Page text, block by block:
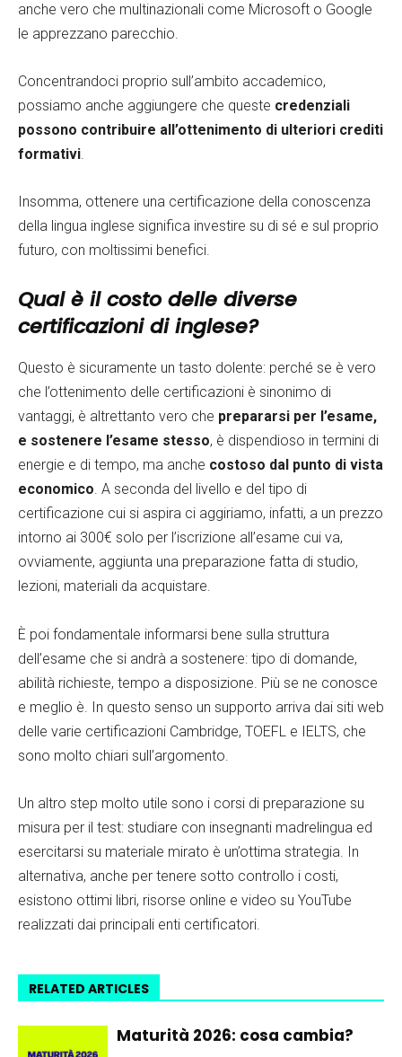
anche vero che multinazionali come Microsoft o Google
le apprezzano parecchio.
Concentrandoci proprio sull’ambito accademico,
possiamo anche aggiungere che queste credenziali
possono contribuire all’ottenimento di ulteriori crediti
formativi.
Insomma, ottenere una certificazione della conoscenza
della lingua inglese significa investire su di sé e sul proprio
futuro, con moltissimi benefici.
Qual è il costo delle diverse
certificazioni di inglese?
Questo è sicuramente un tasto dolente: perché se è vero
che l’ottenimento delle certificazioni è sinonimo di
vantaggi, è altrettanto vero che prepararsi per l’esame,
e sostenere l’esame stesso, è dispendioso in termini di
energie e di tempo, ma anche costoso dal punto di vista
economico. A seconda del livello e del tipo di
certificazione cui si aspira ci aggiriamo, infatti, a un prezzo
intorno ai 300€ solo per l’iscrizione all’esame cui va,
ovviamente, aggiunta una preparazione fatta di studio,
lezioni, materiali da acquistare.
È poi fondamentale informarsi bene sulla struttura
dell’esame che si andrà a sostenere: tipo di domande,
abilità richieste, tempo a disposizione. Più se ne conosce
e meglio è. In questo senso un supporto arriva dai siti web
delle varie certificazioni Cambridge, TOEFL e IELTS, che
sono molto chiari sull’argomento.
Un altro step molto utile sono i corsi di preparazione su
misura per il test: studiare con insegnanti madrelingua ed
esercitarsi su materiale mirato è un’ottima strategia. In
alternativa, anche per tenere sotto controllo i costi,
esistono ottimi libri, risorse online e video su YouTube
realizzati dai principali enti certificatori.
RELATED ARTICLES
Maturità 2026: cosa cambia?